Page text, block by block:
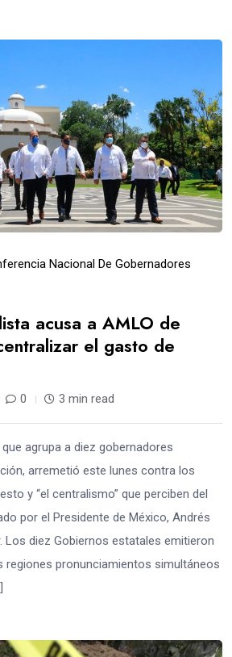
Nacional De Gobernadores
acusa a AMLO de
el gasto de
0 3 min read
agrupa a diez gobernadores
arremetió este lunes contra los
y “el centralismo” que perciben del
por el Presidente de México, Andrés
Los diez Gobiernos estatales emitieron
regiones pronunciamientos simultáneos